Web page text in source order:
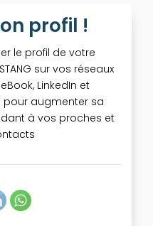
profil !
le profil de votre
sur vos réseaux
LinkedIn et
augmenter sa
à vos proches et